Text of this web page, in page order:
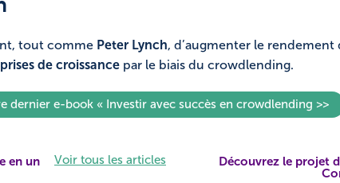
tout comme Peter Lynch, d’augmenter le rendement
de croissance par le biais du crowdlending.
dernier e-book « Investir avec succès en crowdlending >>
en un
Voir tous les articles
Découvrez le projet